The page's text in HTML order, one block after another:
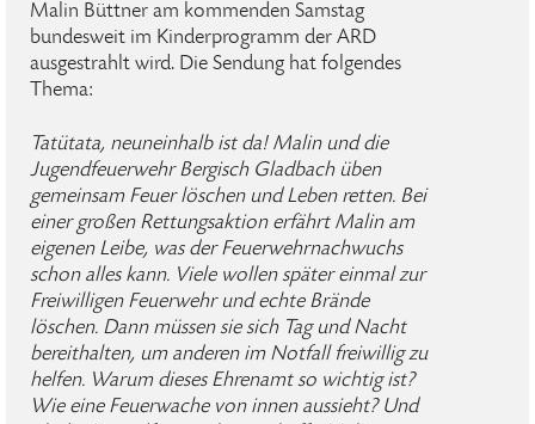
Malin Büttner am kommenden Samstag
bundesweit im Kinderprogramm der ARD
ausgestrahlt wird. Die Sendung hat folgendes
Thema:
Tatütata, neuneinhalb ist da! Malin und die
Jugendfeuerwehr Bergisch Gladbach üben
gemeinsam Feuer löschen und Leben retten. Bei
einer großen Rettungsaktion erfährt Malin am
eigenen Leibe, was der Feuerwehrnachwuchs
schon alles kann. Viele wollen später einmal zur
Freiwilligen Feuerwehr und echte Brände
löschen. Dann müssen sie sich Tag und Nacht
bereithalten, um anderen im Notfall freiwillig zu
helfen. Warum dieses Ehrenamt so wichtig ist?
Wie eine Feuerwache von innen aussieht? Und